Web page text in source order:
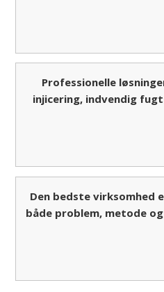
Professionelle
injicering, indvendig
Den bedste virksomhed
både problem, metode